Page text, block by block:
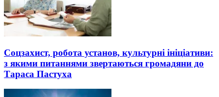
Соцзахист, робота установ, культурні ініціативи:
з якими питаннями звертаються громадяни до
Тараса Пастуха